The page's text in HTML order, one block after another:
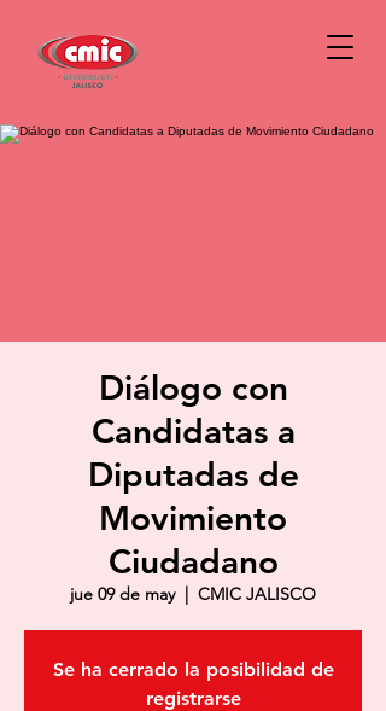
Diálogo con
Candidatas a
Diputadas de
Movimiento
Ciudadano
jue 09 de may
  |
CMIC JALISCO
Se ha cerrado la posibilidad de
registrarse